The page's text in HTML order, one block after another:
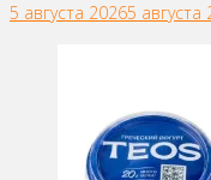
5 августа 20265 августа